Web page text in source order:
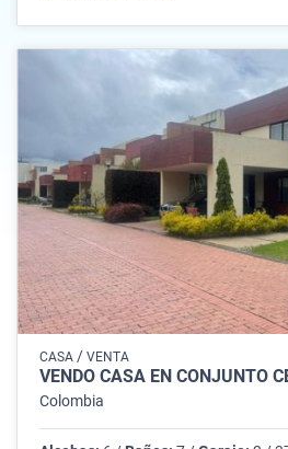
CASA / VENTA
VENDO CASA EN CONJUNTO
Colombia